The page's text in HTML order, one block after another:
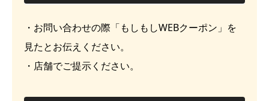
・お問い合わせの際「もしもしWEBクーポン」を
見たとお伝えください。
・店舗でご提示ください。